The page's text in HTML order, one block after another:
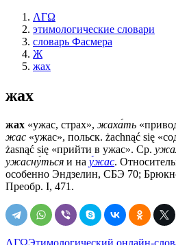
ΛΓΩ
этимологические словари
словарь Фасмера
Ж
жах
жах
жах «ужас, страх», жаха́ть
жас «ужас», польск. żachnąć się
żasnąć się «прийти в ужас». Ср.
ужасну́ться и на у́жас.
особенно Эндзелин, СБЭ 70;
Преобр. I, 471.
ΛΓΩЭтимологический онлайн-